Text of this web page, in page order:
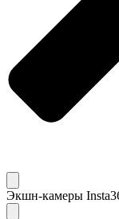
Экшн-камеры